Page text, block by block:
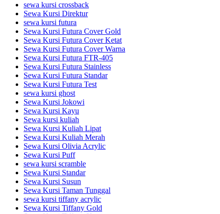
sewa kursi crossback
Sewa Kursi Direktur
sewa kursi futura
Sewa Kursi Futura Cover Gold
Sewa Kursi Futura Cover Ketat
Sewa Kursi Futura Cover Warna
Sewa Kursi Futura FTR-405
Sewa Kursi Futura Stainless
Sewa Kursi Futura Standar
Sewa Kursi Futura Test
sewa kursi ghost
Sewa Kursi Jokowi
Sewa Kursi Kayu
Sewa kursi kuliah
Sewa Kursi Kuliah Lipat
Sewa Kursi Kuliah Merah
Sewa Kursi Olivia Acrylic
Sewa Kursi Puff
sewa kursi scramble
Sewa Kursi Standar
Sewa Kursi Susun
Sewa Kursi Taman Tunggal
sewa kursi tiffany acrylic
Sewa Kursi Tiffany Gold